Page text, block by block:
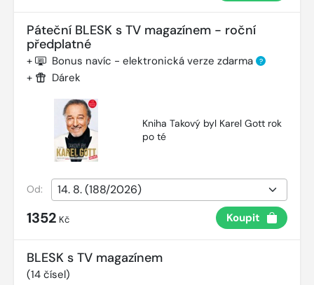
Páteční BLESK s TV magazínem - roční
předplatné
+ Bonus navíc - elektronická verze zdarma ?
+ Dárek
Kniha Takový byl Karel Gott rok
po té
Od:
1352 Kč Koupit
BLESK s TV magazínem
(14 čísel)